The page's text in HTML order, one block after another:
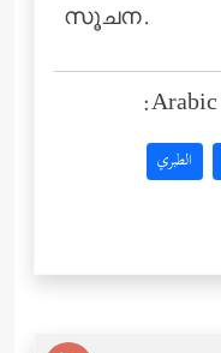
സൂചന.
الطبري